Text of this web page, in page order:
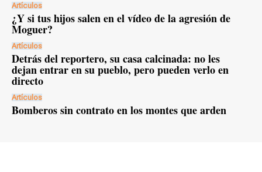
Artículos
¿Y si tus hijos salen en el vídeo de la agresión de
Moguer?
Artículos
Detrás del reportero, su casa calcinada: no les
dejan entrar en su pueblo, pero pueden verlo en
directo
Artículos
Bomberos sin contrato en los montes que arden